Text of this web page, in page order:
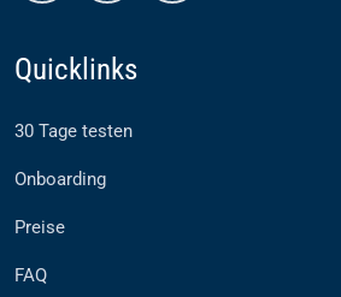
Quicklinks
30 Tage testen
Onboarding
Preise
FAQ